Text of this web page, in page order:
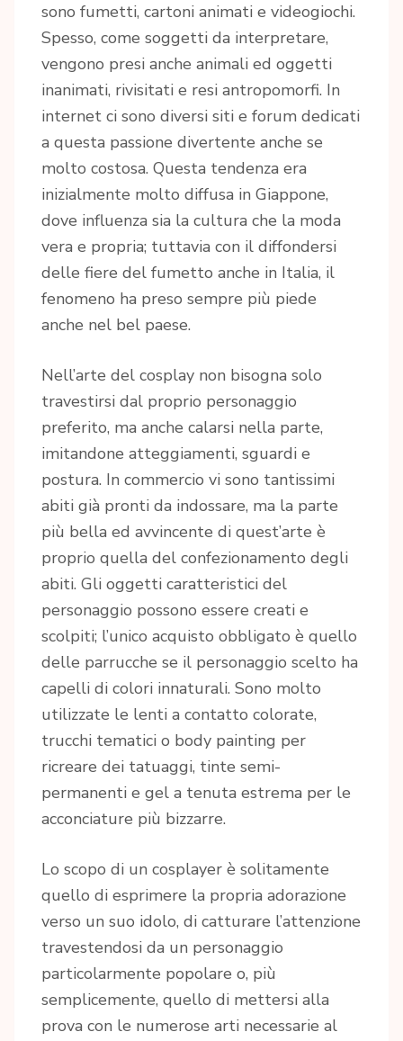
sono fumetti, cartoni animati e videogiochi.
Spesso, come soggetti da interpretare,
vengono presi anche animali ed oggetti
inanimati, rivisitati e resi antropomorfi. In
internet ci sono diversi siti e forum dedicati
a questa passione divertente anche se
molto costosa. Questa tendenza era
inizialmente molto diffusa in Giappone,
dove influenza sia la cultura che la moda
vera e propria; tuttavia con il diffondersi
delle fiere del fumetto anche in Italia, il
fenomeno ha preso sempre più piede
anche nel bel paese.
Nell’arte del cosplay non bisogna solo
travestirsi dal proprio personaggio
preferito, ma anche calarsi nella parte,
imitandone atteggiamenti, sguardi e
postura. In commercio vi sono tantissimi
abiti già pronti da indossare, ma la parte
più bella ed avvincente di quest’arte è
proprio quella del confezionamento degli
abiti. Gli oggetti caratteristici del
personaggio possono essere creati e
scolpiti; l’unico acquisto obbligato è quello
delle parrucche se il personaggio scelto ha
capelli di colori innaturali. Sono molto
utilizzate le lenti a contatto colorate,
trucchi tematici o body painting per
ricreare dei tatuaggi, tinte semi-
permanenti e gel a tenuta estrema per le
acconciature più bizzarre.
Lo scopo di un cosplayer è solitamente
quello di esprimere la propria adorazione
verso un suo idolo, di catturare l’attenzione
travestendosi da un personaggio
particolarmente popolare o, più
semplicemente, quello di mettersi alla
prova con le numerose arti necessarie al